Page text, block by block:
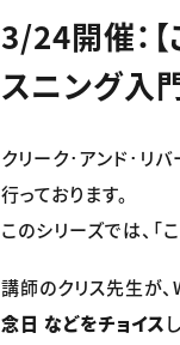
3/24開催：
スニング入
クリーク･アンド･リ
行っております。
このシリーズでは、「
講師のクリス先生が
念日 などをチョイス